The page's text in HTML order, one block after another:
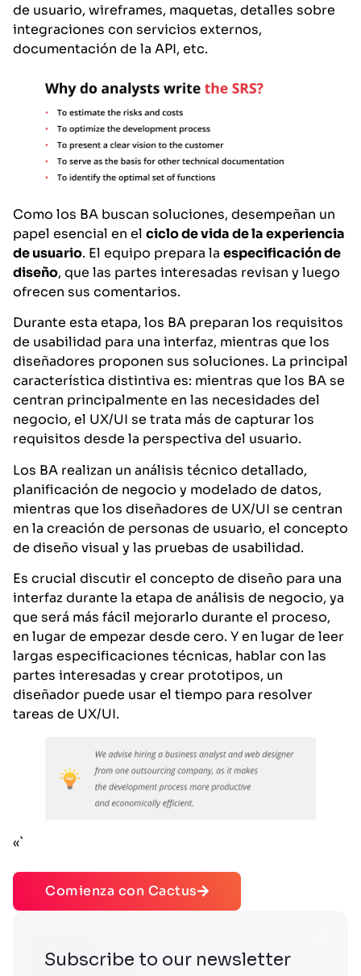
de usuario, wireframes, maquetas, detalles sobre
integraciones con servicios externos,
documentación de la API, etc.
Como los BA buscan soluciones, desempeñan un
papel esencial en el ciclo de vida de la experiencia
de usuario. El equipo prepara la especificación de
diseño, que las partes interesadas revisan y luego
ofrecen sus comentarios.
Durante esta etapa, los BA preparan los requisitos
de usabilidad para una interfaz, mientras que los
diseñadores proponen sus soluciones. La principal
característica distintiva es: mientras que los BA se
centran principalmente en las necesidades del
negocio, el UX/UI se trata más de capturar los
requisitos desde la perspectiva del usuario.
Los BA realizan un análisis técnico detallado,
planificación de negocio y modelado de datos,
mientras que los diseñadores de UX/UI se centran
en la creación de personas de usuario, el concepto
de diseño visual y las pruebas de usabilidad.
Es crucial discutir el concepto de diseño para una
interfaz durante la etapa de análisis de negocio, ya
que será más fácil mejorarlo durante el proceso,
en lugar de empezar desde cero. Y en lugar de leer
largas especificaciones técnicas, hablar con las
partes interesadas y crear prototipos, un
diseñador puede usar el tiempo para resolver
tareas de UX/UI.
«`
Comienza con Cactus